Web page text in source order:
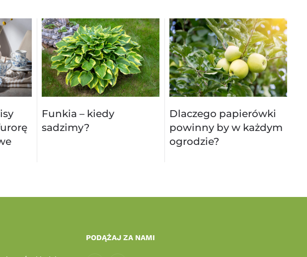
Funkia – kiedy
sadzimy?
Dlaczego papierówki
powinny by w każdym
ogrodzie?
PODĄŻAJ ZA NAMI